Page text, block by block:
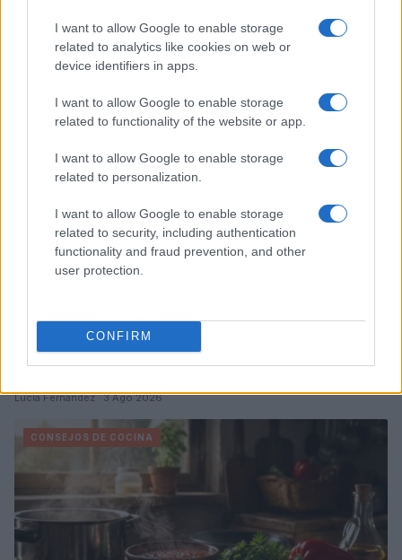
I want to allow Google to enable storage
related to analytics like cookies on web or
device identifiers in apps.
I want to allow Google to enable storage
related to functionality of the website or app.
I want to allow Google to enable storage
related to personalization.
I want to allow Google to enable storage
related to security, including authentication
functionality and fraud prevention, and other
user protection.
CONFIRM
Recetas refrescantes con queso para el calor
María Vázquez · 9 Ago 2026
CONSEJOS DE COCINA
Lucía Fernández · 3 Ago 2026
CONSEJOS DE COCINA